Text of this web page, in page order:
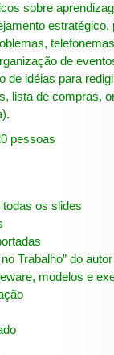
sobre
estratégico,
de
de idéias para
lista de compras,
pessoas
os slides
Trabalho” do
modelos e